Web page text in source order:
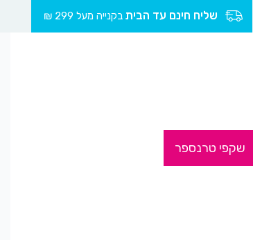
שליח חינם עד הבית בקנייה מעל 299 ₪
שקפי טרנספר